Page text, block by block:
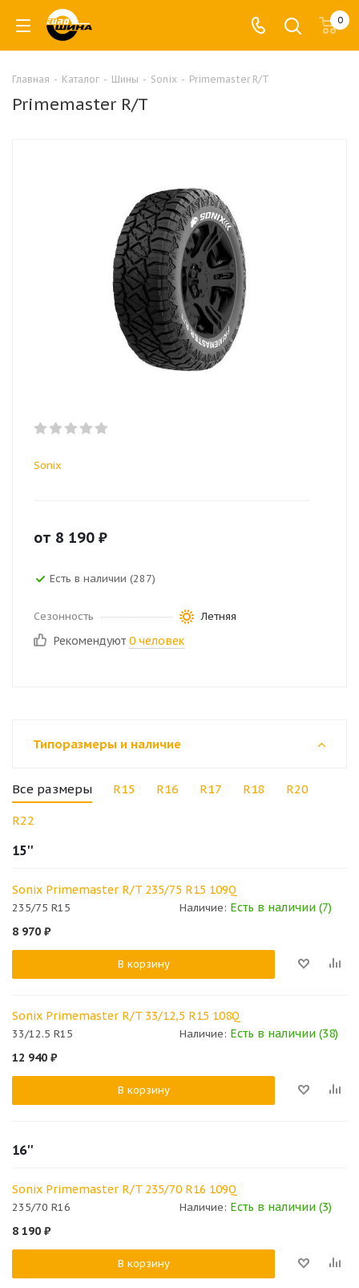
0
Главная - Каталог - Шины - Sonix - Primemaster R/T
Primemaster R/T
Sonix
от 8 190 ₽
Есть в наличии (287)
Сезонность Летняя
Рекомендуют 0 человек
Типоразмеры и наличие
Все размеры R15 R16 R17 R18 R20
R22
15''
Sonix Primemaster R/T 235/75 R15 109Q
235/75 R15 Наличие: Есть в наличии (7)
8 970 ₽
В корзину
Sonix Primemaster R/T 33/12,5 R15 108Q
33/12.5 R15 Наличие: Есть в наличии (38)
12 940 ₽
В корзину
16''
Sonix Primemaster R/T 235/70 R16 109Q
235/70 R16 Наличие: Есть в наличии (3)
8 190 ₽
В корзину